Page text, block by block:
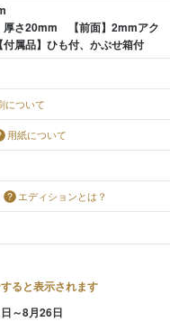
厚さ20mm 【前面】2mmアク
属品】ひも付、かぶせ箱付
について
用紙について
エディションとは？
ると表示されます
～8月26日